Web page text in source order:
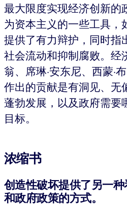
最大限度实现经济创新的
为资本主义的一些工具，
提供了有力辩护，同时指
社会流动和抑制腐败。经
翁、席琳·安东尼、西蒙·
作出的贡献是有洞见、无
蓬勃发展，以及政府需要
目标。
浓缩书
创造性破坏提供了另一
和政府政策的方式。